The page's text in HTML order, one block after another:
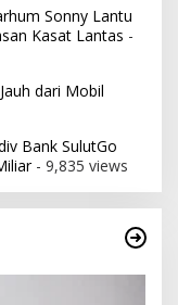
Sonny Lantu
Kasat Lantas -
dari Mobil
Bank SulutGo
- 9,835 views